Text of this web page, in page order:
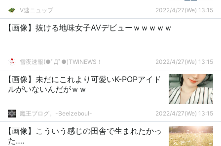
V速ニュップ 2022/4/27(We) 13:15
【画像】抜ける地味女子AVデビューｗｗｗｗｗ
雪夜速報(●ﾟДﾟ●)TWINEWS！ 2022/4/27(We) 13:15
【画像】未だにこれより可愛いK-POPアイド
ルがいないんだがｗｗ
魔王ブログ。-Beelzeboul- 2022/4/27(We) 13:15
【画像】こういう感じの田舎で生まれたかっ
た….